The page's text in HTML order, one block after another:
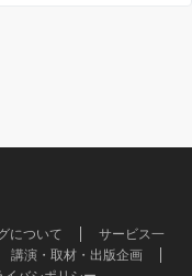
について
サービス一
講演・取材・出版企画